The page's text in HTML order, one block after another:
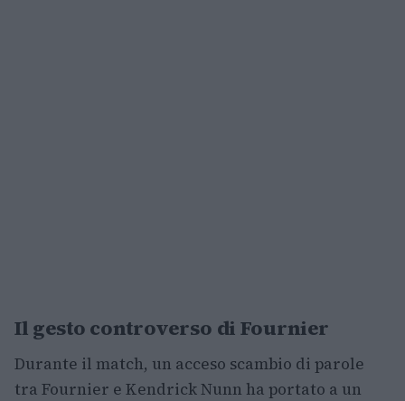
Il gesto controverso di Fournier
Durante il match, un acceso scambio di parole
tra Fournier e Kendrick Nunn ha portato a un